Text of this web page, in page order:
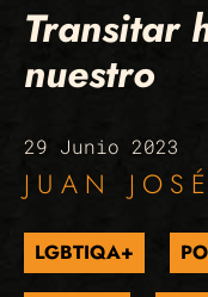
Transitar
nuestro
29 Junio 2023
JUAN
LGBTIQA+